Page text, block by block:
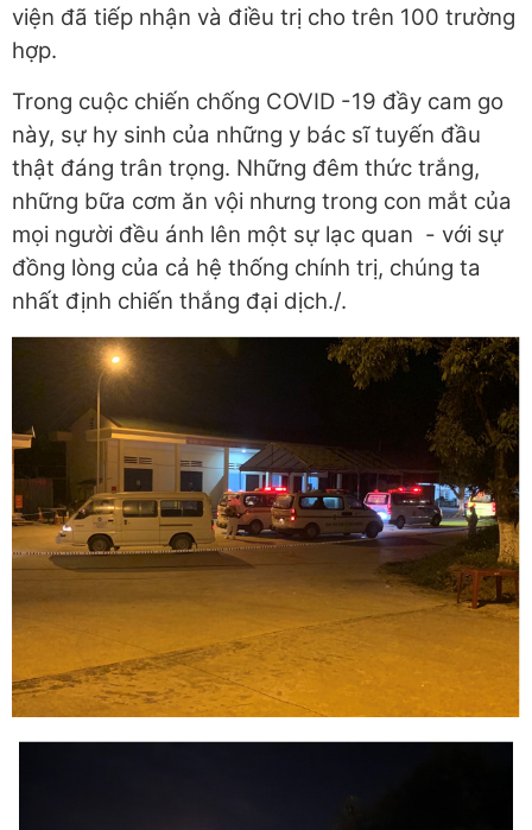
viện đã tiếp nhận và điều trị cho trên 100 trường
hợp.
Trong cuộc chiến chống COVID -19 đầy cam go
này, sự hy sinh của những y bác sĩ tuyến đầu
thật đáng trân trọng. Những đêm thức trắng,
những bữa cơm ăn vội nhưng trong con mắt của
mọi người đều ánh lên một sự lạc quan - với sự
đồng lòng của cả hệ thống chính trị, chúng ta
nhất định chiến thắng đại dịch./.